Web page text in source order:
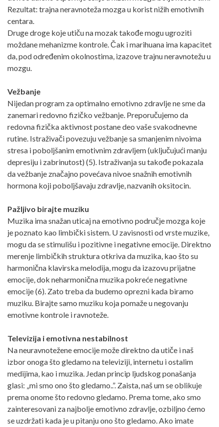
Rezultat: trajna neravnoteža mozga u korist nižih emotivnih
centara.
Druge droge koje utiču na mozak takođe mogu ugroziti
moždane mehanizme kontrole. Čak i marihuana ima kapacitet
da, pod određenim okolnostima, izazove trajnu neravnotežu u
mozgu.
Vežbanje
Nijedan program za optimalno emotivno zdravlje ne sme da
zanemari redovno fizičko vežbanje. Preporučujemo da
redovna fizička aktivnost postane deo vaše svakodnevne
rutine. Istraživači povezuju vežbanje sa smanjenim nivoima
stresa i poboljšanim emotivnim zdravljem (uključujući manju
depresiju i zabrinutost) (5). Istraživanja su takođe pokazala
da vežbanje značajno povećava nivoe snažnih emotivnih
hormona koji poboljšavaju zdravlje, nazvanih oksitocin.
Pažljivo birajte muziku
Muzika ima snažan uticaj na emotivno područje mozga koje
je poznato kao limbički sistem. U zavisnosti od vrste muzike,
mogu da se stimulišu i pozitivne i negativne emocije. Direktno
merenje limbičkih struktura otkriva da muzika, kao što su
harmonična klavirska melodija, mogu da izazovu prijatne
emocije, dok neharmonična muzika pokreće negativne
emocije (6). Zato treba da budemo oprezni kada biramo
muziku. Birajte samo muziku koja pomaže u negovanju
emotivne kontrole i ravnoteže.
Televizija i emotivna nestabilnost
Na neuravnotežene emocije može direktno da utiče i naš
izbor onoga što gledamo na televiziji, internetu i ostalim
medijima, kao i muzika. Jedan princip ljudskog ponašanja
glasi: „mi smo ono što gledamo..”. Zaista, naš um se oblikuje
prema onome što redovno gledamo. Prema tome, ako smo
zainteresovani za najbolje emotivno zdravlje, ozbiljno ćemo
se uzdržati kada je u pitanju ono što gledamo. Ako imate